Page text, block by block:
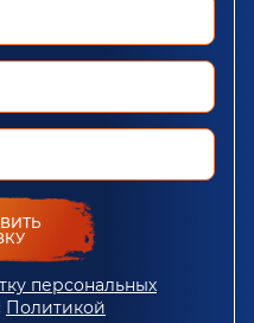
персональных
Политикой